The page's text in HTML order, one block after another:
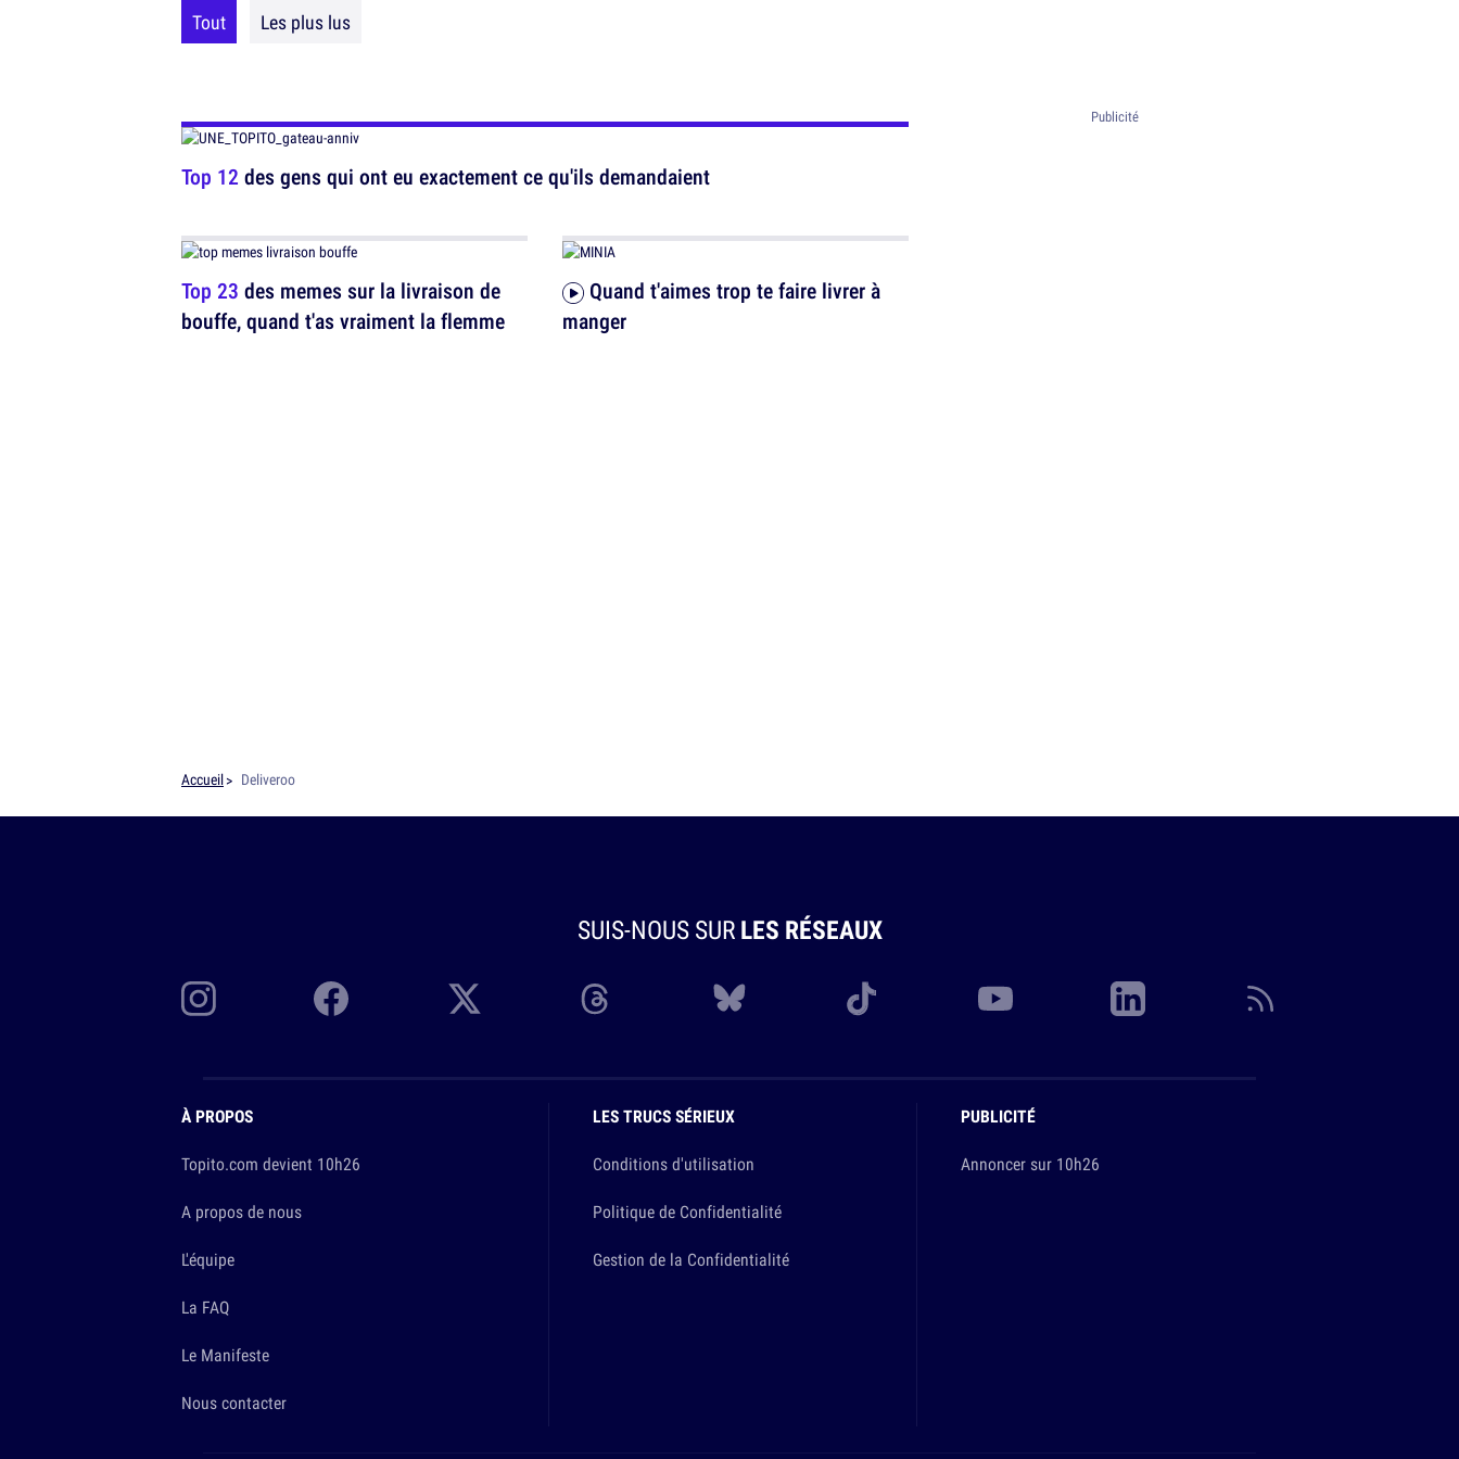
Tout Les plus lus
Top 12 des gens qui ont eu exactement ce qu'ils demandaient
Top 23 des memes sur la livraison de
bouffe, quand t'as vraiment la flemme
manger
Accueil Deliveroo
SUIS-NOUS SURLES RÉSEAUX
À PROPOS
Topito.com devient 10h26
A propos de nous
L'équipe
La FAQ
Le Manifeste
Nous contacter
LES TRUCS SÉRIEUX
Conditions d'utilisation
Politique de Confidentialité
Gestion de la Confidentialité
PUBLICITÉ
Annoncer sur 10h26